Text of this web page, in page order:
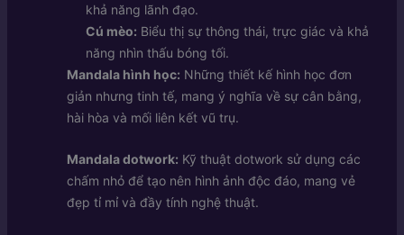
khả năng lãnh đạo.
Cú mèo: Biểu thị sự thông thái, trực giác và khả
năng nhìn thấu bóng tối.
Mandala hình học: Những thiết kế hình học đơn
giản nhưng tinh tế, mang ý nghĩa về sự cân bằng,
hài hòa và mối liên kết vũ trụ.
Mandala dotwork: Kỹ thuật dotwork sử dụng các
chấm nhỏ để tạo nên hình ảnh độc đáo, mang vẻ
đẹp tỉ mỉ và đầy tính nghệ thuật.